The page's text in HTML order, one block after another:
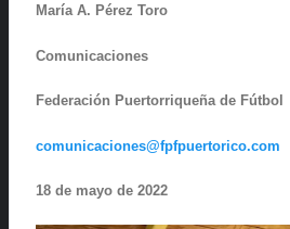
María A. Pérez Toro
Comunicaciones
Federación Puertorriqueña de Fútbol
comunicaciones@fpfpuertorico.com
18 de mayo de 2022